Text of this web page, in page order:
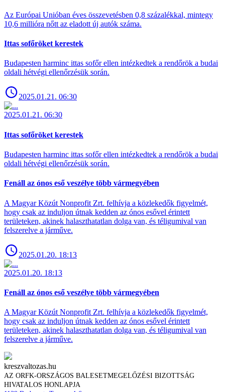
Az Európai Unióban éves összevetésben 0,8 százalékkal, mintegy
10,6 millióra nőtt az eladott új autók száma.
Ittas sofőröket kerestek
Budapesten harminc ittas sofőr ellen intézkedtek a rendőrök a budai
oldali hétvégi ellenőrzésük során.
2025.01.21. 06:30
2025.01.21. 06:30
Ittas sofőröket kerestek
Budapesten harminc ittas sofőr ellen intézkedtek a rendőrök a budai
oldali hétvégi ellenőrzésük során.
Fenáll az ónos eső veszélye több vármegyében
A Magyar Közút Nonprofit Zrt. felhívja a közlekedők figyelmét,
hogy csak az induljon útnak kedden az ónos esővel érintett
területeken, akinek halaszthatatlan dolga van, és téligumival van
felszerelve a járműve.
2025.01.20. 18:13
2025.01.20. 18:13
Fenáll az ónos eső veszélye több vármegyében
A Magyar Közút Nonprofit Zrt. felhívja a közlekedők figyelmét,
hogy csak az induljon útnak kedden az ónos esővel érintett
területeken, akinek halaszthatatlan dolga van, és téligumival van
felszerelve a járműve.
kreszvaltozas.hu
AZ ORFK-ORSZÁGOS BALESETMEGELŐZÉSI BIZOTTSÁG
HIVATALOS HONLAPJA